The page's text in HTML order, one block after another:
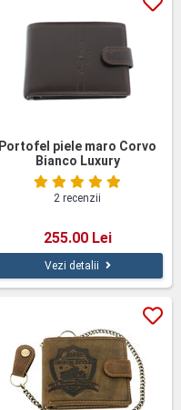
Portofel piele maro Corvo
Bianco Luxury
2 recenzii
255.00 Lei
Vezi detalii